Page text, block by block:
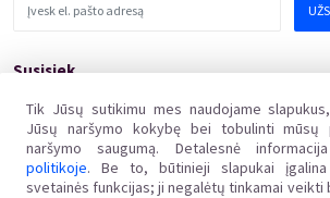
Tik Jūsų sutikimu mes naudojame
Jūsų naršymo kokybę bei tobulinti mūsų
naršymo saugumą. Detalesnė
politikoje. Be to, būtinieji slapukai įgalina
svetainės funkcijas; ji negalėtų tinkamai veikti
Susisiek
Adresas:Žalgirio g.135, LT-08217 Vilnius
Įmonės kodas:304769369
PVM mokėtojo kodas :LT100011648218